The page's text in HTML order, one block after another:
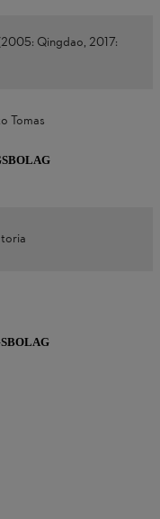
Qingdao, 2017:
Tomas